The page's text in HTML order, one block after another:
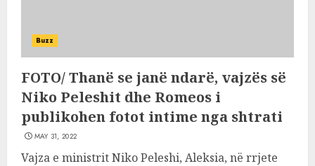
Buzz
FOTO/ Thanë se janë ndarë, vajzës së
Niko Peleshit dhe Romeos i
publikohen fotot intime nga shtrati
MAY 31, 2022
Vajza e ministrit Niko Peleshi, Aleksia, në rrjete